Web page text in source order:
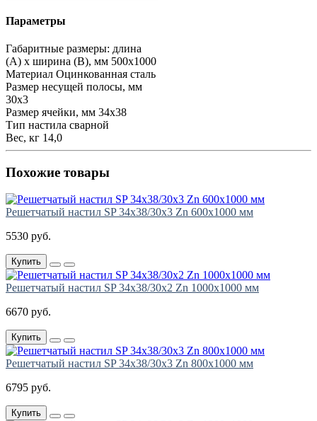
Параметры
Габаритные размеры: длина
(А) х ширина (В), мм 500х1000
Материал Оцинкованная сталь
Размер несущей полосы, мм
30х3
Размер ячейки, мм 34х38
Тип настила сварной
Вес, кг 14,0
Похожие товары
Решетчатый настил SP 34х38/30х3 Zn 600х1000 мм
5530 руб.
Купить
Решетчатый настил SP 34х38/30х2 Zn 1000х1000 мм
6670 руб.
Купить
Решетчатый настил SP 34х38/30х3 Zn 800х1000 мм
6795 руб.
Купить